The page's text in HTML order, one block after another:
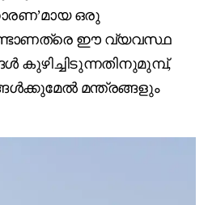
ഒരു
ഈ വ്യവസ്ഥ
കുഴിച്ചിടുന്നതിനുമുമ്പ്,
മന്ത്രങ്ങളും